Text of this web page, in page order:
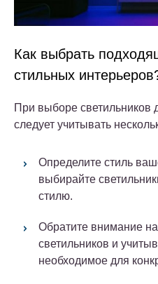
Как выбрать
стильных
При выборе светильников
следует учитывать
Определите стиль
выбирайте
стилю.
Обратите внимание
светильников и
необходимое для